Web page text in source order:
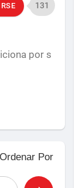
131
por s
Ordenar Por